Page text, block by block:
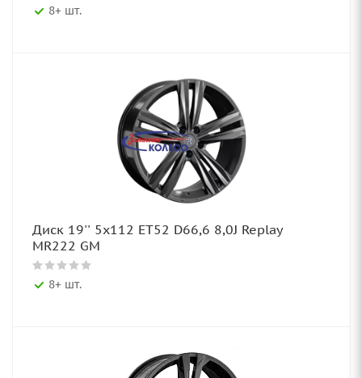
8+ шт.
Диск 19'' 5x112 ET52 D66,6 8,0J Replay
MR222 GM
8+ шт.